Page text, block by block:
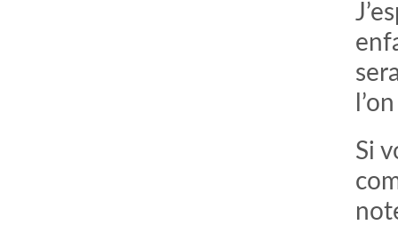
Si